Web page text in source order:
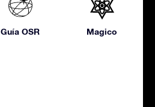
Guía OSR Magico